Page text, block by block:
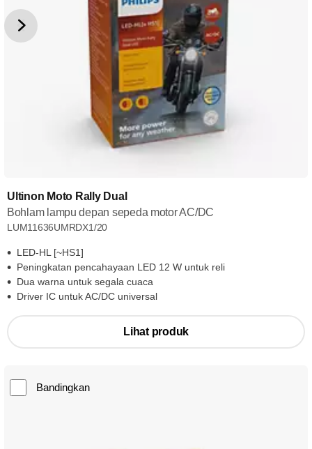
Ultinon Moto Rally Dual
Bohlam lampu depan sepeda motor AC/DC
LUM11636UMRDX1/20
LED-HL [~HS1]
Peningkatan pencahayaan LED 12 W untuk reli
Dua warna untuk segala cuaca
Driver IC untuk AC/DC universal
Lihat produk
Bandingkan